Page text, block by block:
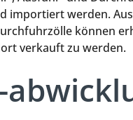
importiert werden.
können
verkauft zu werden.